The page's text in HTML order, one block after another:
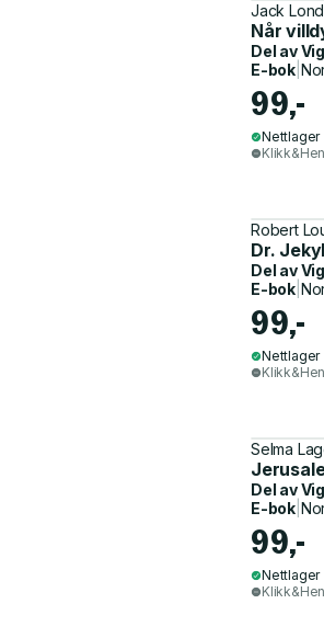
Jack
Når
Del av
E-bok
99,-
Nettlager
Robert
Dr.
Del av
E-bok
99,-
Nettlager
Selma
Del av
E-bok
99,-
Nettlager